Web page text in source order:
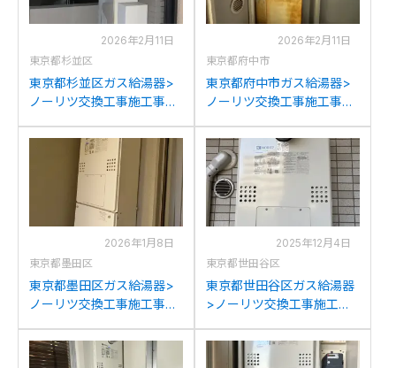
2026年2月11日
東京都杉並区
東京都杉並区ガス給湯器>
ノーリツ交換工事施工事
366RSA-AW2Q-Cからノー
リツGTH-C2460AW3H-T-
1BLへの交換
2026年2月11日
東京都府中市
東京都府中市ガス給湯器>
ノーリツ交換工事施工事
2417AWX3H-Lからノーリ
ツGTH-C2460AW3H-T-
1BLへの交換
2026年1月8日
東京都墨田区
東京都墨田区ガス給湯器>
ノーリツ交換工事施工事
K2400AT(SAT)からノーリ
ツGTH-C2460AW3H-T-
2025年12月4日
東京都世田谷区
東京都世田谷区ガス給湯器
>ノーリツ交換工事施工事
C2436AWX3H-Tからノー
リツGTH-C2460AW3H-T-